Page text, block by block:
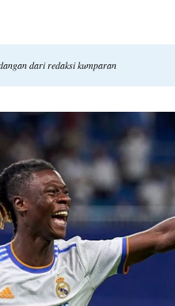
dari redaksi kumparan